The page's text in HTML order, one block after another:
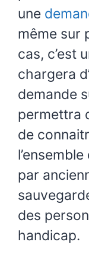
une
même sur
cas, c’est
chargera
demande
permettra
de
par
des
handicap.